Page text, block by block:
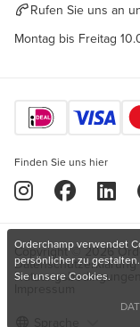
Rufen Sie uns an
Montag bis Freitag
Finden Sie uns hier
Copyright © 2026
Datenschutzerklärung
Nutzungsbedingungen
Orderchamp verwendet
persönlicher zu
Sie unsere Cookies.